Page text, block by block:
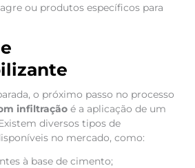
ou produtos específicos para
o próximo passo no processo
infiltraçãoé a aplicação de um
diversos tipos de
no mercado, como:
à base de cimento;